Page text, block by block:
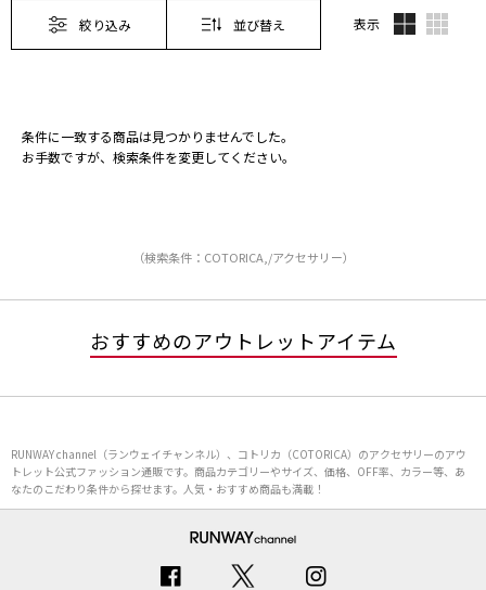
絞り込み 並び替え 表示
条件に一致する商品は見つかりませんでした。
お手数ですが、検索条件を変更してください。
（検索条件：COTORICA,/アクセサリー）
おすすめのアウトレットアイテム
RUNWAY channel（ランウェイチャンネル）、コトリカ（COTORICA）のアクセサリーのアウ
トレット公式ファッション通販です。商品カテゴリーやサイズ、価格、OFF率、カラー等、あ
なたのこだわり条件から探せます。人気・おすすめ商品も満載！